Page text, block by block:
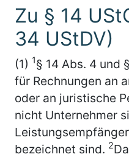
Zu § 14
34 UStDV)
(1) 1§ 14 Abs. 4 und
für Rechnungen an
oder an juristische
nicht Unternehmer
bezeichnet sind. 2